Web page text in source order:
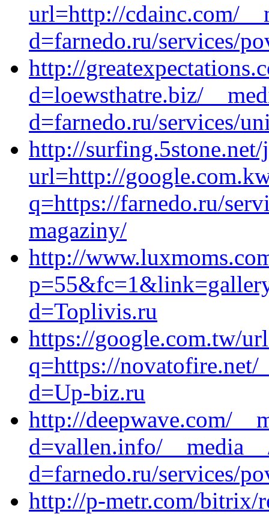
url=http://cdainc.com/
d=farnedo.ru/services/
http://
d=loewsthatre.biz/
d=farnedo.ru/services/
http://surfing.5stone.net/
url=http://
q=https://farnedo.ru/
magaziny/
http://
d=Toplivis.ru
https://google.com.tw/
q=https://novatofire.net/
d=Up-biz.ru
http://deepwave.com/
d=vallen.info/
d=farnedo.ru/services/
http://p-metr.com/bitrix/